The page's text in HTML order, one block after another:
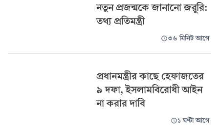
নতুন প্রজন্মকে জানানো জরুরি:
তথ্য প্রতিমন্ত্রী
৩৬ মিনিট আগে
প্রধানমন্ত্রীর কাছে হেফাজতের
৯ দফা, ইসলামবিরোধী আইন
না করার দাবি
১ ঘণ্টা আগে